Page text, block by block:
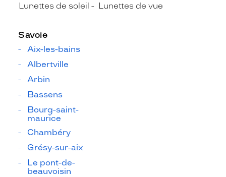
Lunettes de soleil
Lunettes de vue
Savoie
Aix-les-bains
Albertville
Arbin
Bassens
Bourg-saint-
maurice
Chambéry
Grésy-sur-aix
Le pont-de-
beauvoisin